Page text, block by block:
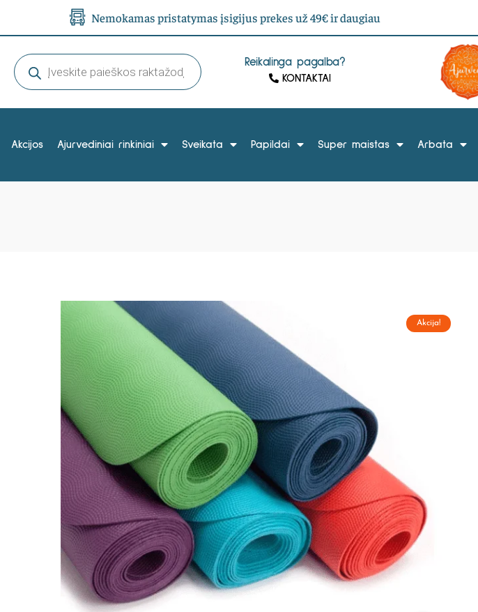
Nemokamas pristatymas įsigijus prekes už 49€ ir daugiau
Reikalinga pagalba?
KONTAKTAI
Akcijos Ajurvediniai rinkiniai Sveikata Papildai Super maistas Arbata
Akcija!